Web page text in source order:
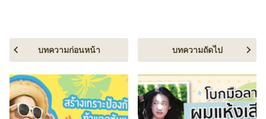
บทความก่อนหน้า บทความถัดไป